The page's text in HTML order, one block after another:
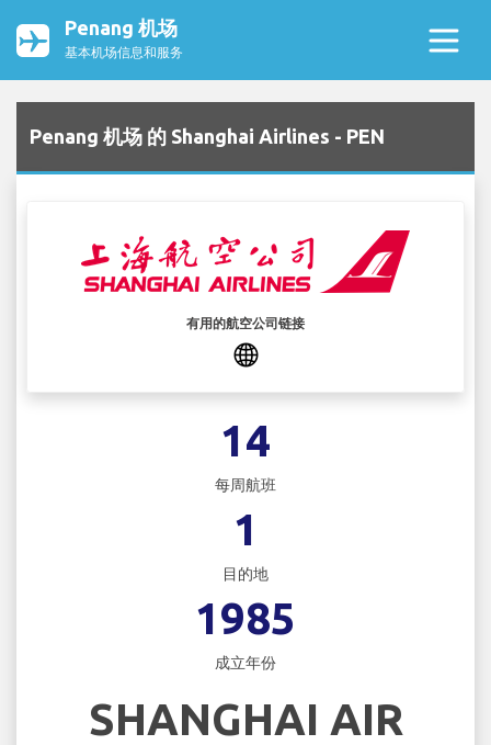
Penang 机场
基本机场信息和服务
Penang 机场 的 Shanghai Airlines - PEN
有用的航空公司链接
14
每周航班
1
目的地
1985
成立年份
SHANGHAI AIR